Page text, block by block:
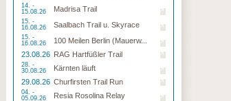
14. -
15.08.26
Madrisa Trail
15. -
16.08.26
Saalbach Trail u. Skyrace
15. -
16.08.26
100 Meilen Berlin (Mauerw...
23.08.26 RAG Hartfüßler Trail
28. -
30.08.26
Kärnten läuft
29.08.26 Churfirsten Trail Run
04. -
05.09.26
Resia Rosolina Relay